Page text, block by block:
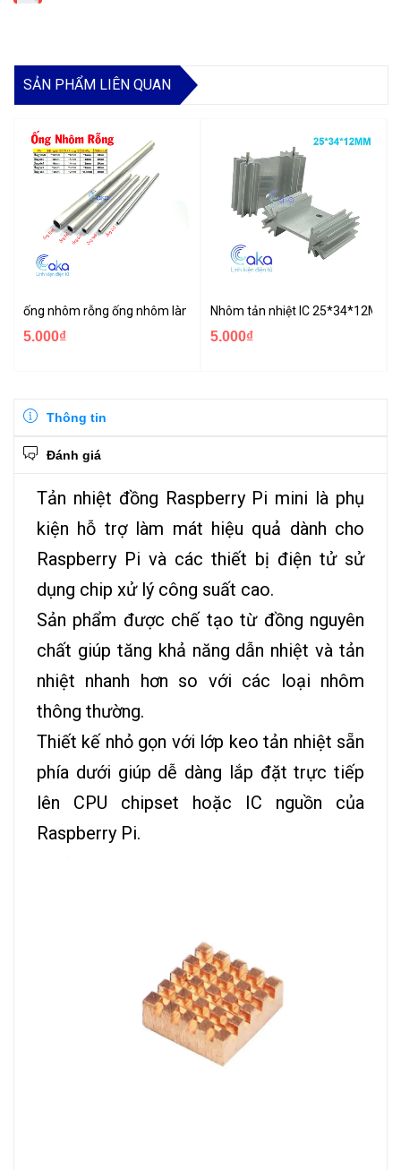
SẢN PHẨM LIÊN QUAN
ống nhôm rỗng ống nhôm làm mô hình dài 10cm 20cm nhiều kích
5.000₫
Nhôm tản nhiệt IC 25*34*12MM
5.000₫
Thông tin
Đánh giá
Tản nhiệt đồng Raspberry Pi mini là phụ
kiện hỗ trợ làm mát hiệu quả dành cho
Raspberry Pi và các thiết bị điện tử sử
dụng chip xử lý công suất cao.
Sản phẩm được chế tạo từ đồng nguyên
chất giúp tăng khả năng dẫn nhiệt và tản
nhiệt nhanh hơn so với các loại nhôm
thông thường.
Thiết kế nhỏ gọn với lớp keo tản nhiệt sẵn
phía dưới giúp dễ dàng lắp đặt trực tiếp
lên CPU chipset hoặc IC nguồn của
Raspberry Pi.